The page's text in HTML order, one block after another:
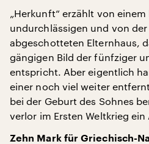
„Herkunft“ erzählt von
undurchlässigen und von
abgeschotteten Elternhaus,
gängigen Bild der fünfziger
entspricht. Aber eigentlich
einer noch viel weiter
bei der Geburt des Sohnes
verlor im Ersten Weltkrieg ein
Zehn Mark für Griechisch-